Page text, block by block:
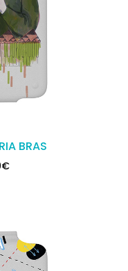
BRAS
original era: 39.90€.
€El precio actual es: